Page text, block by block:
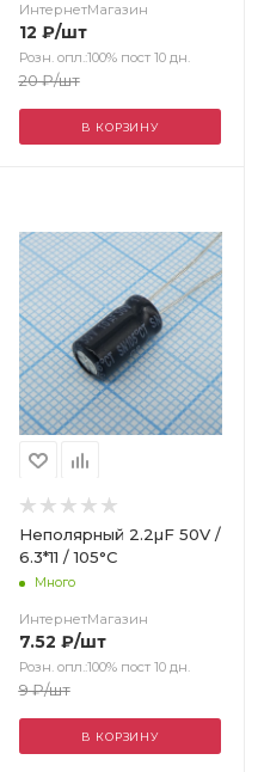
ИнтернетМагазин
12 ₽/шт
Розн. опл.:100% пост 10 дн.
20₽/шт
В КОРЗИНУ
Неполярный 2.2µF 50V /
6.3*11 / 105°C
Много
ИнтернетМагазин
7.52 ₽/шт
Розн. опл.:100% пост 10 дн.
9₽/шт
В КОРЗИНУ